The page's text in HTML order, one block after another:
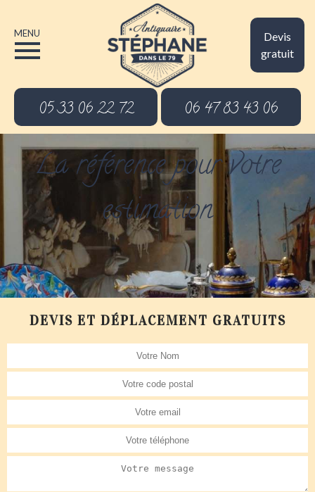
Devis
gratuit
MENU
05 33 06 22 72 06 47 83 43 06
La référence pour votre
estimation
DEVIS ET DÉPLACEMENT GRATUITS